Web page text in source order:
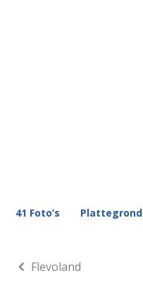
41 Foto’s Plattegrond
Flevoland